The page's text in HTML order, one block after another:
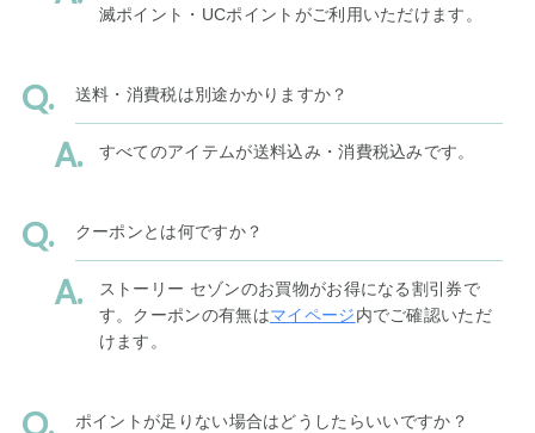
滅ポイント・UCポイントがご利用いただけます。
送料・消費税は別途かかりますか？
すべてのアイテムが送料込み・消費税込みです。
クーポンとは何ですか？
ストーリー セゾンのお買物がお得になる割引券で
す。クーポンの有無はマイページ内でご確認いただ
けます。
ポイントが足りない場合はどうしたらいいですか？